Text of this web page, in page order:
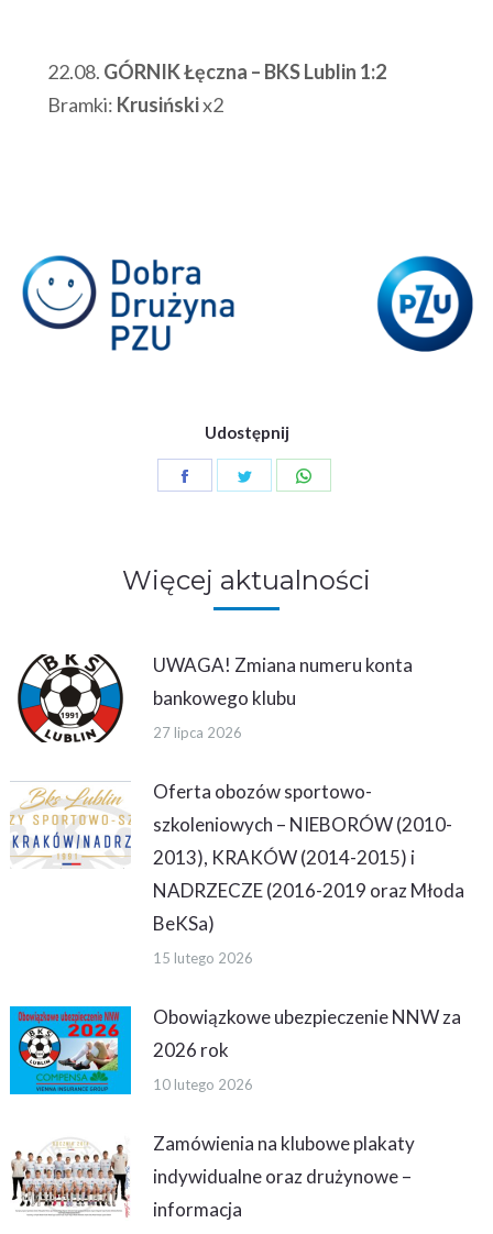
22.08. GÓRNIK Łęczna – BKS Lublin 1:2
Bramki: Krusińskix2
Udostępnij
Więcej aktualności
UWAGA! Zmiana numeru konta
bankowego klubu
27 lipca 2026
Oferta obozów sportowo-
szkoleniowych – NIEBORÓW (2010-
2013), KRAKÓW (2014-2015) i
NADRZECZE (2016-2019 oraz Młoda
BeKSa)
15 lutego 2026
Obowiązkowe ubezpieczenie NNW za
2026 rok
10 lutego 2026
Zamówienia na klubowe plakaty
indywidualne oraz drużynowe –
informacja